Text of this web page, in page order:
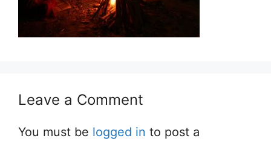
Leave a Comment
You must be logged in to post a